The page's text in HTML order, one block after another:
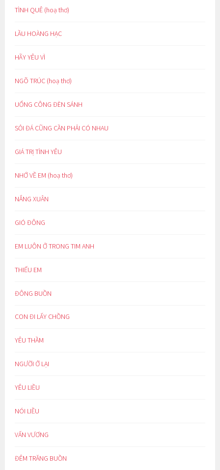
TÌNH QUÊ (hoạ thơ)
LẦU HOÀNG HẠC
HÃY YÊU VÌ
NGÕ TRÚC (hoạ thơ)
UỔNG CÔNG ĐÈN SÁNH
SỎI ĐÁ CŨNG CẦN PHẢI CÓ NHAU
GIÁ TRỊ TÌNH YÊU
NHỚ VỀ EM (hoạ thơ)
NẮNG XUÂN
GIÓ ĐÔNG
EM LUÔN Ở TRONG TIM ANH
THIẾU EM
ĐÔNG BUỒN
CON ĐI LẤY CHỒNG
YÊU THẦM
NGƯỜI Ở LẠI
YÊU LIỀU
NÓI LIỀU
VẤN VƯƠNG
ĐÊM TRĂNG BUỒN